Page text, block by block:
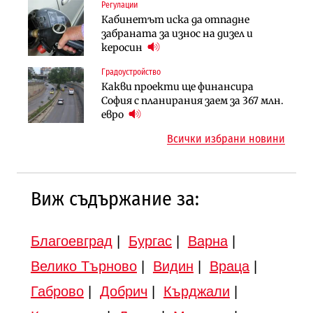
Регулации
Кабинетът иска да отпадне
забраната за износ на дизел и
керосин
Градоустройство
Какви проекти ще финансира
София с планирания заем за 367 млн.
евро
Инфраструктура
АПИ възложи промяната на
парцеларния план за
Търново
Компании
„Ендуросат“ ще строи огромен
център в Доброславци
Инфраструктура
Вторият мост над Варненското
езеро става част от бъдещата
магистрала „Черно море“
Публични финанси
Регионалният министър поема „на
ръчно управление“ общинската
инвестиционна програма
Всички избрани новини
Виж съдържание за:
Благоевград | Бургас| Варна|
Велико Търново| Видин | Враца|
Габрово| Добрич | Кърджали |